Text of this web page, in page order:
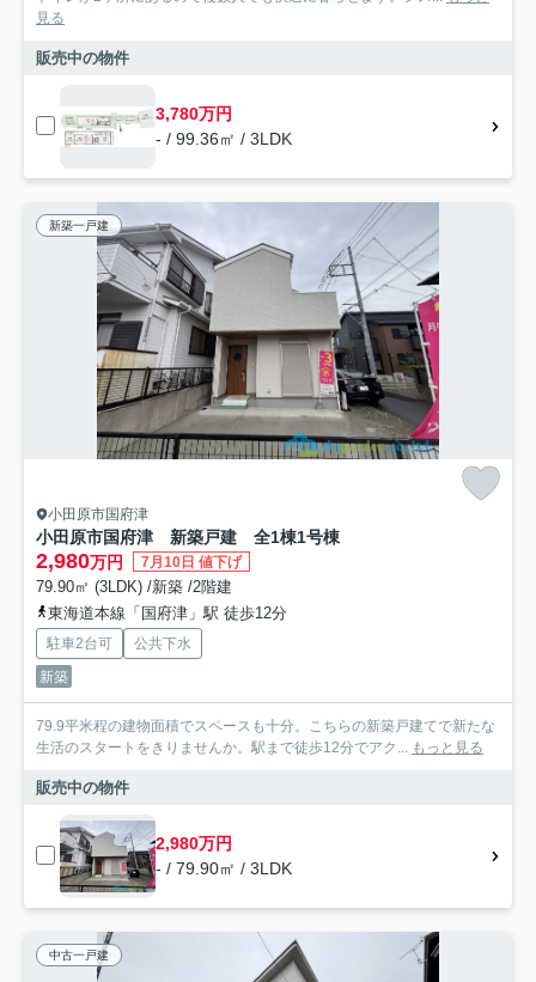
見る
販売中の物件
3,780万円
- / 99.36㎡ / 3LDK
新築一戸建
小田原市国府津
小田原市国府津 新築戸建 全1棟1号棟
2,980万円 7月10日 値下げ
79.90㎡ (3LDK) /新築 /2階建
東海道本線「国府津」駅 徒歩12分
駐車2台可
公共下水
新築
79.9平米程の建物面積でスペースも十分。こちらの新築戸建てで新たな
生活のスタートをきりませんか。駅まで徒歩12分でアク... もっと見る
販売中の物件
2,980万円
- / 79.90㎡ / 3LDK
中古一戸建